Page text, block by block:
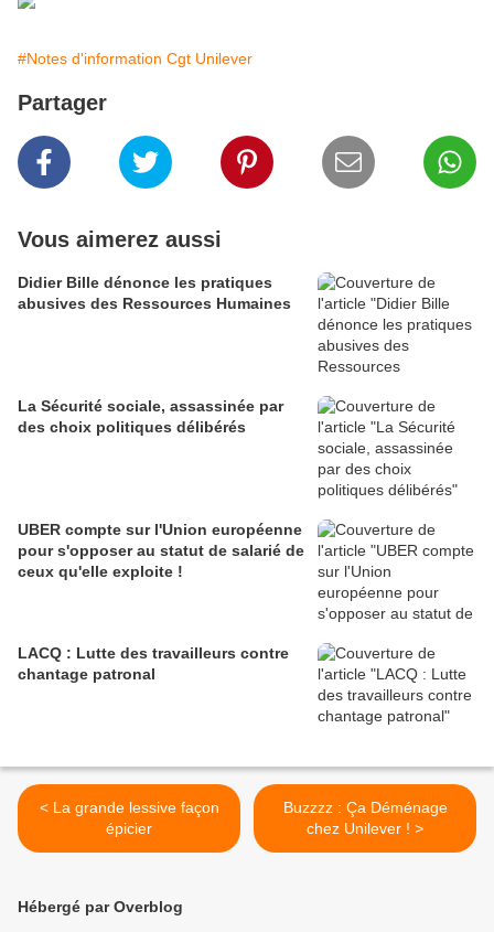
#Notes d'information Cgt Unilever
Partager
Vous aimerez aussi
Didier Bille dénonce les pratiques
abusives des Ressources Humaines
La Sécurité sociale, assassinée par
des choix politiques délibérés
UBER compte sur l'Union européenne
pour s'opposer au statut de salarié de
ceux qu'elle exploite !
LACQ : Lutte des travailleurs contre
chantage patronal
< La grande lessive façon
épicier
Buzzzz : Ça Déménage
chez Unilever ! >
Hébergé par Overblog